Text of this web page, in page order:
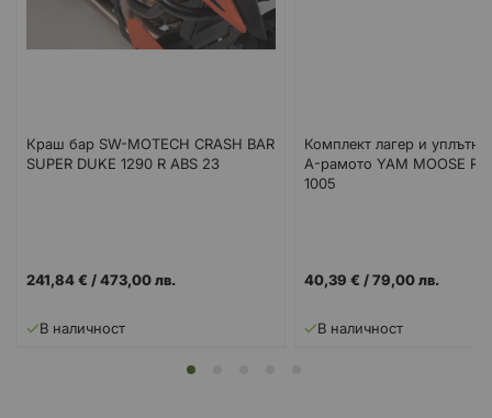
Краш бар SW-MOTECH CRASH BAR
SUPER DUKE 1290 R ABS 23
241,84 € /473,00 лв.
В наличност
Комплект лагер и
A-рамото YAM MOOSE
1005
40,39 € /79,00 лв.
В наличност